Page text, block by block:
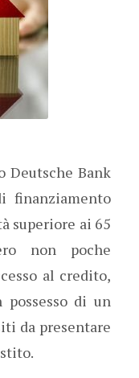
Bank
finanziamento
superiore ai 65
non poche
al credito,
possesso di un
da presentare